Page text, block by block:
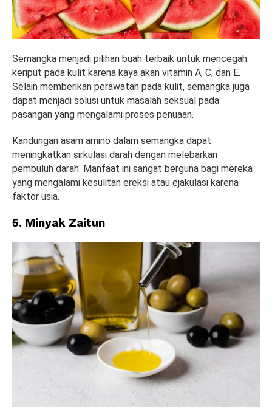
Semangka menjadi pilihan buah terbaik untuk mencegah
keriput pada kulit karena kaya akan vitamin A, C, dan E.
Selain memberikan perawatan pada kulit, semangka juga
dapat menjadi solusi untuk masalah seksual pada
pasangan yang mengalami proses penuaan.
Kandungan asam amino dalam semangka dapat
meningkatkan sirkulasi darah dengan melebarkan
pembuluh darah. Manfaat ini sangat berguna bagi mereka
yang mengalami kesulitan ereksi atau ejakulasi karena
faktor usia.
5. Minyak Zaitun